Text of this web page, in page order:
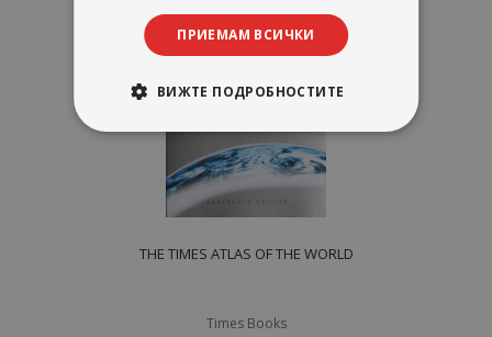
THE TIMES ATLAS OF THE WORLD
Times Books
ПРИЕМАМ ВСИЧКИ
ВИЖТЕ ПОДРОБНОСТИТЕ